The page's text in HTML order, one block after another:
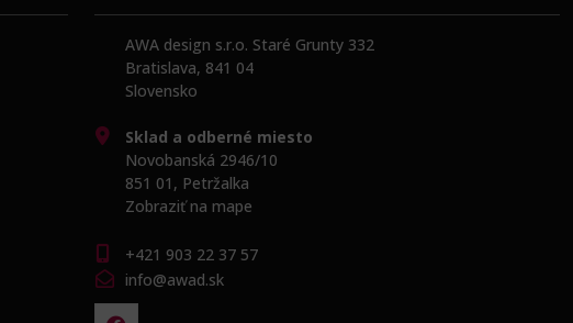
AWA design s.r.o. Staré Grunty 332
Bratislava, 841 04
Slovensko
Sklad a odberné miesto
Novobanská 2946/10
851 01, Petržalka
Zobraziť na mape
+421 903 22 37 57
info@awad.sk